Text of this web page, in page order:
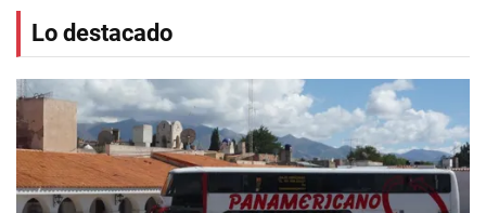
Lo destacado